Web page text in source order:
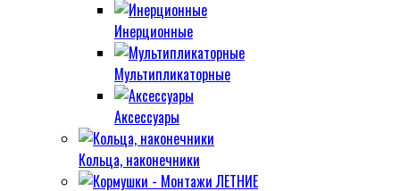
Инерционные
Мультипликаторные
Аксессуары
Кольца, наконечники